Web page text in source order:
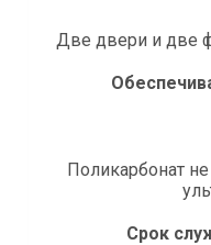
Две двери и две
Поликарбонат
Срок